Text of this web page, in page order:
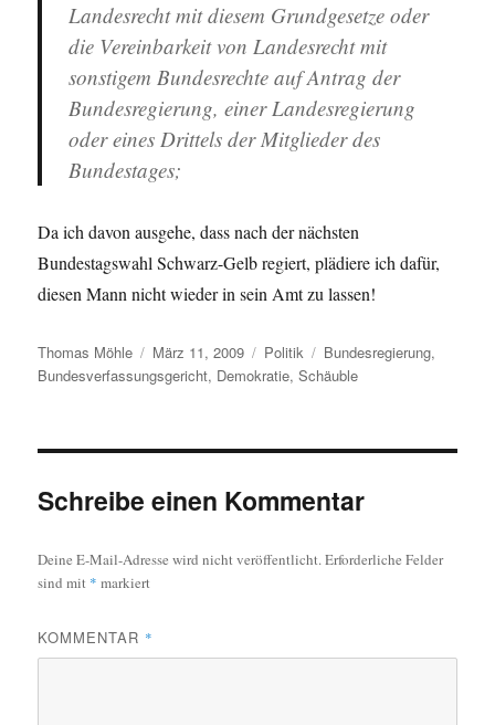
Landesrecht mit diesem Grundgesetze oder
die Vereinbarkeit von Landesrecht mit
sonstigem Bundesrechte auf Antrag der
Bundesregierung, einer Landesregierung
oder eines Drittels der Mitglieder des
Bundestages;
Da ich davon ausgehe, dass nach der nächsten
Bundestagswahl Schwarz-Gelb regiert, plädiere ich dafür,
diesen Mann nicht wieder in sein Amt zu lassen!
Autor
Thomas Möhle
Veröffentlicht
am
März 11, 2009 Kategorien
Politik Schlagwörter
Bundesregierung,
Bundesverfassungsgericht, Demokratie,Schäuble
Schreibe einen Kommentar
Deine E-Mail-Adresse wird nicht veröffentlicht.Erforderliche Felder
sind mit * markiert
KOMMENTAR *